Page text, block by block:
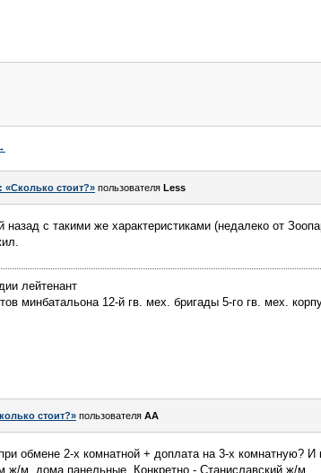
«Сколько стоит?» пользователя Less
с такими же характеристиками (недалеко от
лейтенант
минбатальона 12-й гв. мех. бригады 5-го гв. мех.
стоит?» пользователя AA
обмене 2-х комнатной + доплата на 3-х комнатную?
ж/м, дома панельные. Конкретно - Станиславский ж/м.